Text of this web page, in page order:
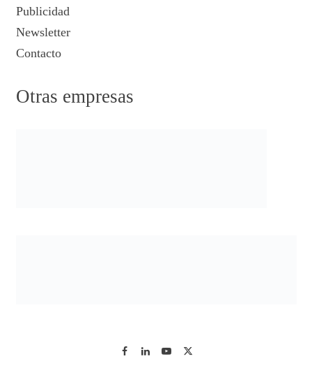
Publicidad
Newsletter
Contacto
Otras empresas